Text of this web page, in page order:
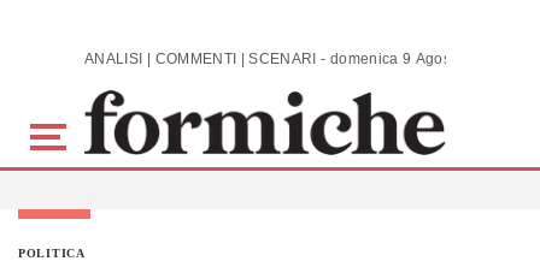
Skip to main content ANALISI | COMMENTI | SCENARI - domenica 9 Agosto 2026
POLITICA